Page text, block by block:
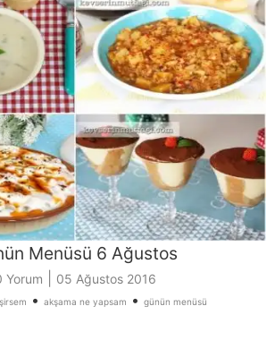
Menüsü 6 Ağustos
Yorum 05 Ağustos 2016
• akşama ne yapsam • günün menüsü